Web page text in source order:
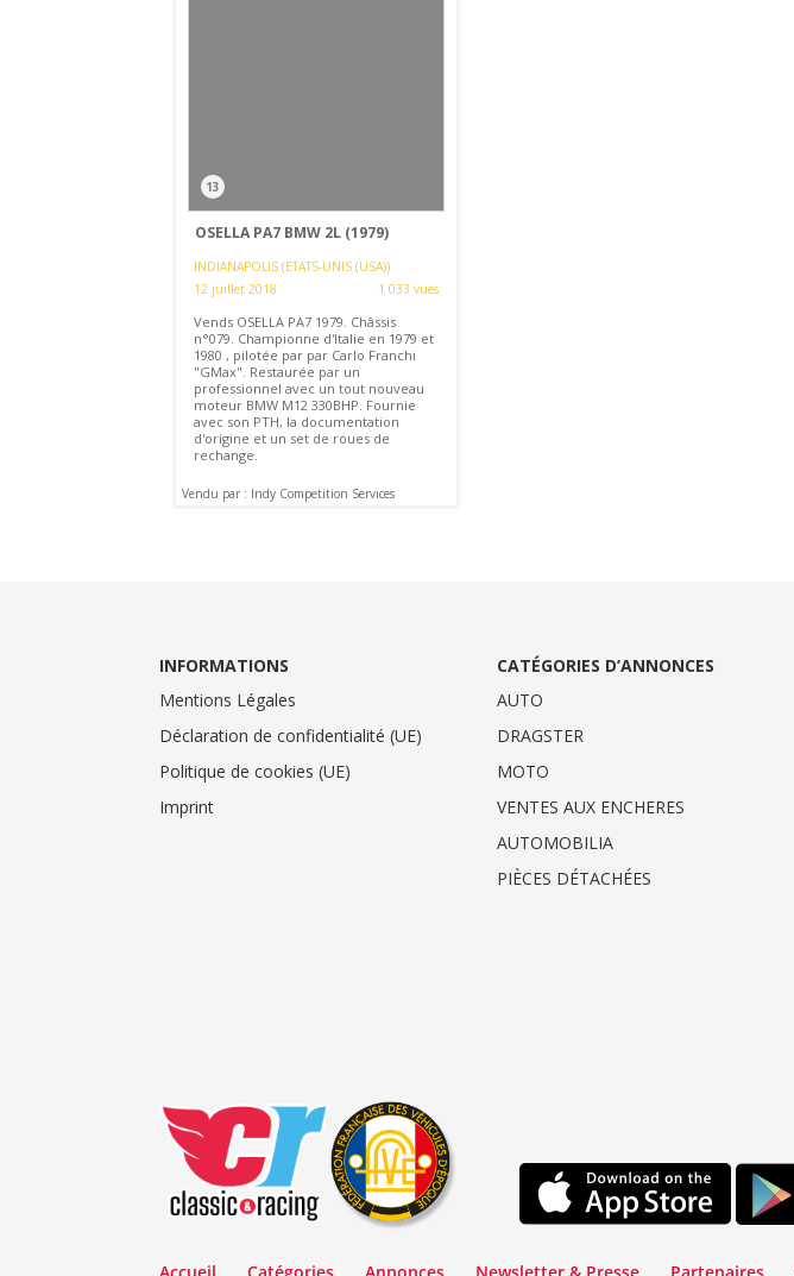
13
OSELLA PA7 BMW 2L (1979)
INDIANAPOLIS (ETATS-UNIS (USA))
12 juillet 2018
1 033 vues
Vends OSELLA PA7 1979. Châssis
n°079. Championne d'Italie en 1979 et
1980 , pilotée par par Carlo Franchi
"GMax". Restaurée par un
professionnel avec un tout nouveau
moteur BMW M12 330BHP. Fournie
avec son PTH, la documentation
d'origine et un set de roues de
rechange.
Vendu par : Indy Competition Services
INFORMATIONS
Mentions Légales
Déclaration de confidentialité (UE)
Politique de cookies (UE)
Imprint
CATÉGORIES D’ANNONCES
AUTO
DRAGSTER
MOTO
VENTES AUX ENCHERES
AUTOMOBILIA
PIÈCES DÉTACHÉES